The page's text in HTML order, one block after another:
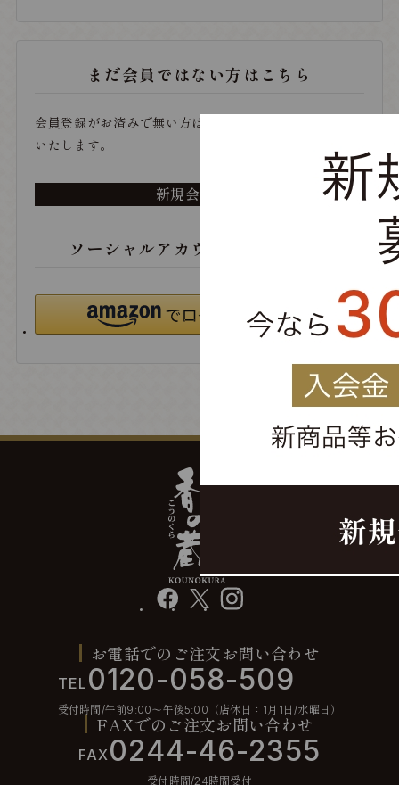
まだ会員ではない方はこちら
会員登録がお済みで無い方は、こちらから登録をお願い
いたします。
新規会員登録
ソーシャルアカウントでログイン
facebook instagram
お電話でのご注文お問い合わせ
TEL 0120-058-509
受付時間/午前9:00〜午後5:00（店休日：1月1日/水曜日）
FAXでのご注文お問い合わせ
FAX0244-46-2355
受付時間/24時間受付